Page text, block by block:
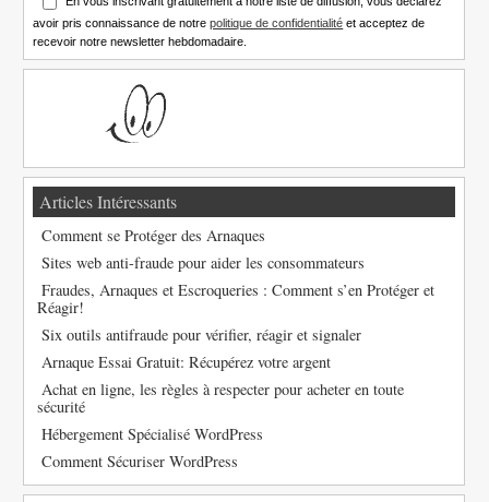
avoir pris connaissance de notrepolitique de confidentialité et acceptez de
recevoir notre newsletter hebdomadaire.
Articles Intéressants
Comment se Protéger des Arnaques
Sites web anti-fraude pour aider les consommateurs
Fraudes, Arnaques et Escroqueries : Comment s’en Protéger et
Réagir!
Six outils antifraude pour vérifier, réagir et signaler
Arnaque Essai Gratuit: Récupérez votre argent
Achat en ligne, les règles à respecter pour acheter en toute
sécurité
Hébergement Spécialisé WordPress
Comment Sécuriser WordPress